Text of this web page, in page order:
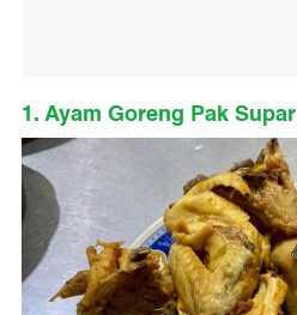
1. Ayam Goreng Pak Supar